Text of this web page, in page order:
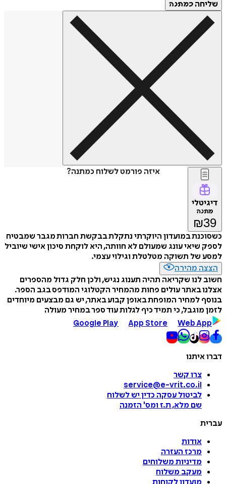
שליחה כמתנה
איזה פורמט לשלוח כמתנה?
דיגיטלי
מתנה
₪39
כשסוכנת במועדון היוקרתי נתקלת בבקשת חברות מגבר שמבטיח
לספק שיאי עונג שמעולם לא חוותה, היא לוקחת סיכון אישי שיוביל
למסע של תשוקה מטלטלת וגילוי עצמי.
הצצה מהירה
חשוב לנו שקריאה תהיה תענוג נגיש, ולכן חלק גדול מהספרים
אצלנו באתר עולים פחות מהמחיר הקטלוגי המודפס בגב הספר.
בנוסף למחיר המופחת באופן קבוע באתר, יש גם מבצעים מיוחדים
לזמן מוגבל, כי תמיד כיף לגלות עוד ספר במחיר מעולה
Google Play
App Store Web App
דברו איתנו
צרו קשר
service@e-vrit.co.il
לביטול עסקה כדין יש לשלוח
שם מלא, ת.ז ומס' הזמנה
עברית
אודות
מרכז העזרה
מדיניות משלוחים
מעקב משלוח
מועדון לקוחות